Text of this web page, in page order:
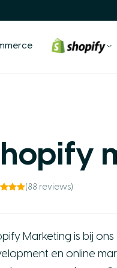
(88 reviews)
Marketing is bij
en online